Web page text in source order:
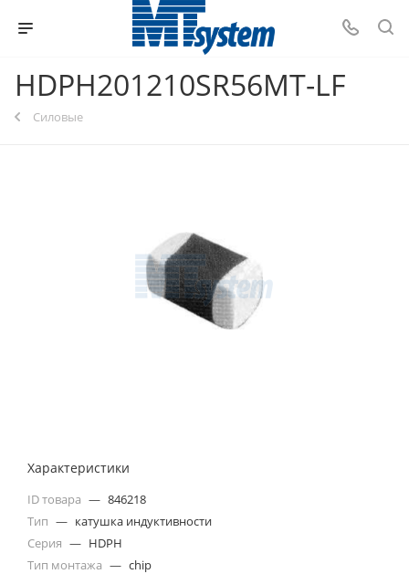
HDPH201210SR56MT-LF
Силовые
Характеристики
ID товара — 846218
Тип — катушка индуктивности
Серия — HDPH
Тип монтажа — chip